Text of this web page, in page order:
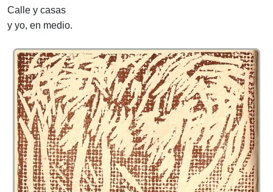
Calle y casas
y yo, en medio.